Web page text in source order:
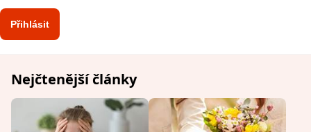
Nejčtenější články